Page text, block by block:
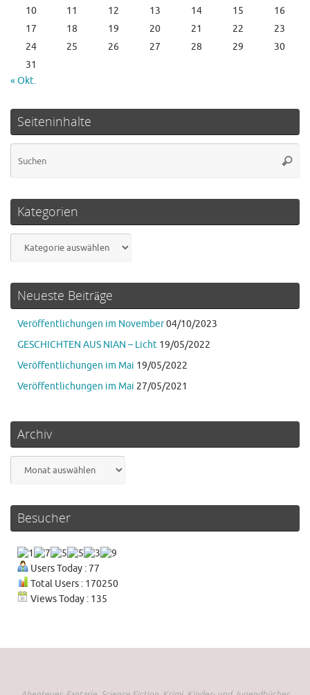
10
11 12 13 14 15
16
17
18 19 20 21 22
23
24
25 26 27 28 29
30
31
« Okt.
Seiteninhalte
Kategorien
Neueste Beiträge
Veröffentlichungen im November04/10/2023
GESCHICHTEN AUS NIAN – Licht 19/05/2022
Veröffentlichungen im Mai 19/05/2022
Veröffentlichungen im Mai 27/05/2021
Archiv
Besucher
Users Today : 77
Total Users : 170250
Views Today : 135